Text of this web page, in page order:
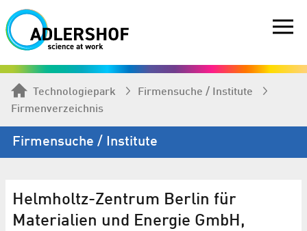
Technologiepark
Firmen­suche / Institute
Firmenverzeichnis
Firmen­suche / Institute
Helmholtz-Zentrum Berlin für
Materialien und Energie GmbH,